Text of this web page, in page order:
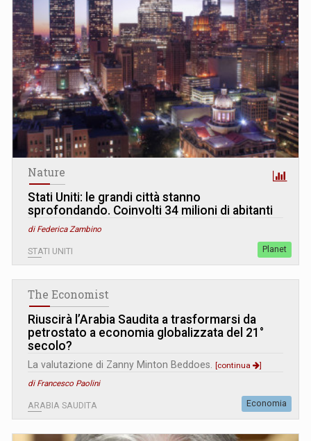
Nature
Stati Uniti: le grandi città stanno
sprofondando. Coinvolti 34 milioni di abitanti
di Federica Zambino
STATI UNITI Planet
The Economist
Riuscirà l’Arabia Saudita a trasformarsi da
petrostato a economia globalizzata del 21°
secolo?
La valutazione di Zanny Minton Beddoes. [continua
]
di Francesco Paolini
ARABIA SAUDITA Economia